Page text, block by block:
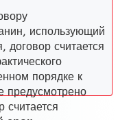
использующий
договор считается
порядке к
предусмотрено
считается